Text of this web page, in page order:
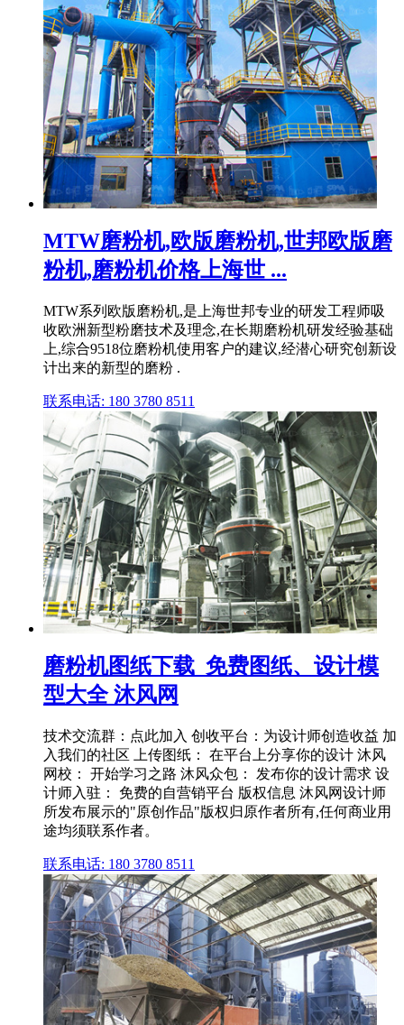
MTW磨粉机,欧版磨粉机,世邦欧版磨
粉机,磨粉机价格上海世 ...
MTW系列欧版磨粉机,是上海世邦专业的研发工程师吸
收欧洲新型粉磨技术及理念,在长期磨粉机研发经验基础
上,综合9518位磨粉机使用客户的建议,经潜心研究创新设
计出来的新型的磨粉 .
联系电话: 180 3780 8511
磨粉机图纸下载_免费图纸、设计模
型大全 沐风网
技术交流群：点此加入 创收平台：为设计师创造收益 加
入我们的社区 上传图纸： 在平台上分享你的设计 沐风
网校： 开始学习之路 沐风众包： 发布你的设计需求 设
计师入驻： 免费的自营销平台 版权信息 沐风网设计师
所发布展示的"原创作品"版权归原作者所有,任何商业用
途均须联系作者。
联系电话: 180 3780 8511